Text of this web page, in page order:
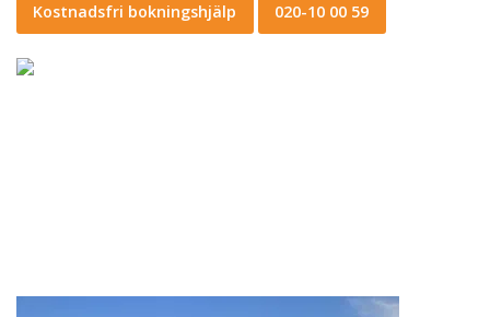
Kostnadsfri bokningshjälp 020-10 00 59